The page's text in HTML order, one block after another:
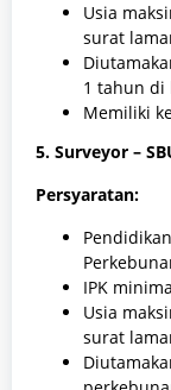
Usia
surat
1 tahun di
Memiliki
5. Surveyor –
Persyaratan:
IPK
Usia
surat